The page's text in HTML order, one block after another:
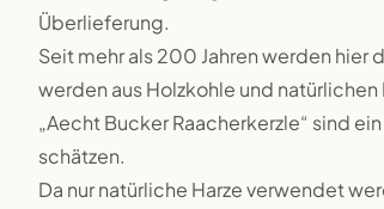
Überlieferung.
Seit mehr als 200 Jahren werden hier
werden aus Holzkohle und
„Aecht Bucker Raacherkerzle“ sind
schätzen.
Da nur natürliche Harze verwendet